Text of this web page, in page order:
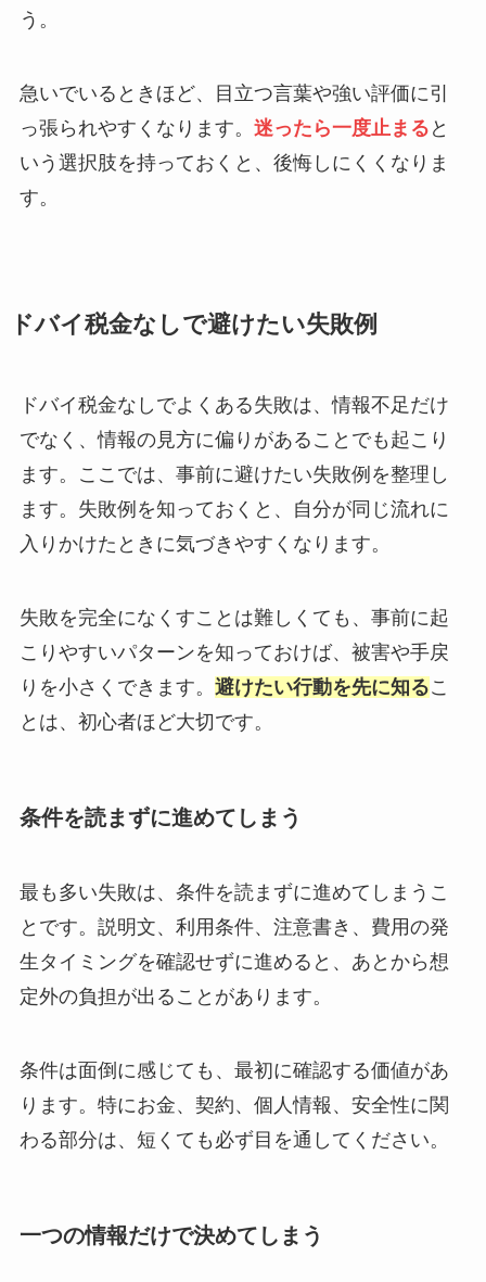
う。
急いでいるときほど、目立つ言葉や強い評価に引
っ張られやすくなります。 迷ったら一度止まる と
いう選択肢を持っておくと、後悔しにくくなりま
す。
ドバイ税金なしで避けたい失敗例
ドバイ税金なしでよくある失敗は、情報不足だけ
でなく、情報の見方に偏りがあることでも起こり
ます。ここでは、事前に避けたい失敗例を整理し
ます。失敗例を知っておくと、自分が同じ流れに
入りかけたときに気づきやすくなります。
失敗を完全になくすことは難しくても、事前に起
こりやすいパターンを知っておけば、被害や手戻
りを小さくできます。 避けたい行動を先に知るこ
とは、初心者ほど大切です。
条件を読まずに進めてしまう
最も多い失敗は、条件を読まずに進めてしまうこ
とです。説明文、利用条件、注意書き、費用の発
生タイミングを確認せずに進めると、あとから想
定外の負担が出ることがあります。
条件は面倒に感じても、最初に確認する価値があ
ります。特にお金、契約、個人情報、安全性に関
わる部分は、短くても必ず目を通してください。
一つの情報だけで決めてしまう